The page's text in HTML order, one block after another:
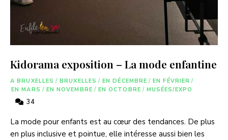
Kidorama exposition – La mode enfantine
A BRUXELLES / BRUXELLES / EN DÉCEMBRE / EN FÉVRIER /
EN MARS / EN NOVEMBRE / EN OCTOBRE / MUSÉES/EXPO
34
La mode pour enfants est au cœur des tendances. De plus
en plus inclusive et pointue, elle intéresse aussi bien les